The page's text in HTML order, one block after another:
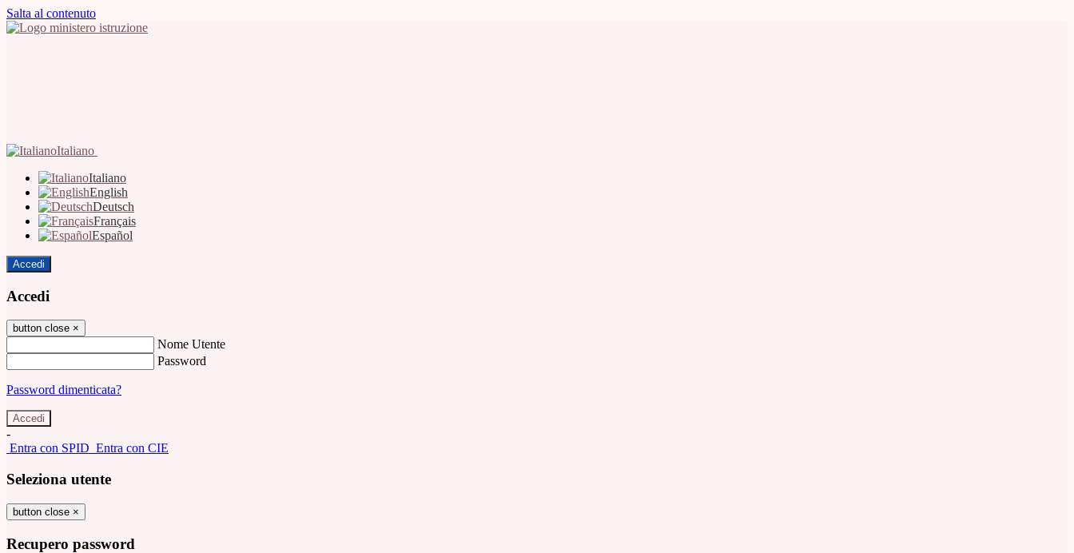
Salta al contenuto
Italiano
Italiano
English
Deutsch
Français
Español
Accedi
Accedi
button close ×
Nome Utente
Password
Password dimenticata?
-
Entra con SPID Entra con CIE
Seleziona utente
button close ×
Recupero password